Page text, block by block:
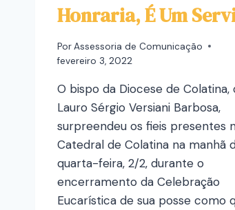
Honraria, É Um
PorAssessoria de Comunicação
fevereiro 3, 2022
O bispo da Diocese de Colatina,
Lauro Sérgio Versiani Barbosa,
surpreendeu os fieis presentes
Catedral de Colatina na manhã
quarta-feira, 2/2, durante o
encerramento da Celebração
Eucarística de sua posse como